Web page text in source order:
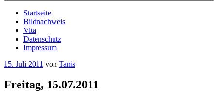
Startseite
Bildnachweis
Vita
Datenschutz
Impressum
Veröffentlicht
15. Juli 2011 von Tanis
Freitag, 15.07.2011